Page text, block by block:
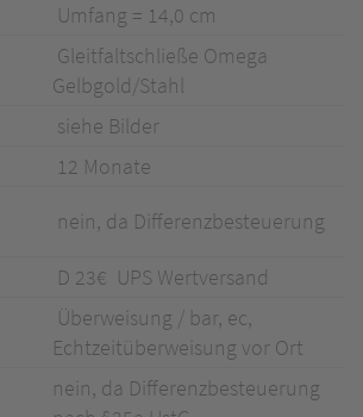
Umfang = 14,0 cm
Gleitfaltschließe Omega
Gelbgold/Stahl
siehe Bilder
12 Monate
nein, da Differenzbesteuerung
D 23€ UPS Wertversand
Überweisung / bar, ec,
Echtzeitüberweisung vor Ort
nein, da Differenzbesteuerung